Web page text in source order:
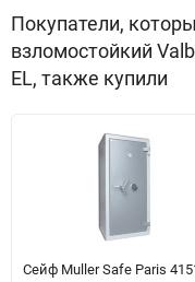
Звоните по телефону +7
Покупатели,
взломостойкий
EL, также купили
Сейф Muller Safe Paris